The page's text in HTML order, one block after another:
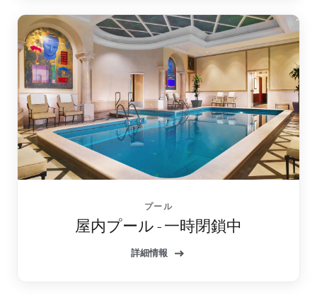
プール
屋内プール - 一時閉鎖中
詳細情報